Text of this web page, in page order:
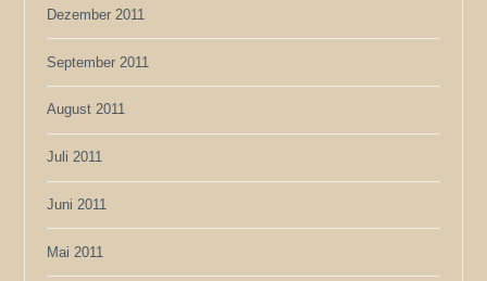
Dezember 2011
September 2011
August 2011
Juli 2011
Juni 2011
Mai 2011